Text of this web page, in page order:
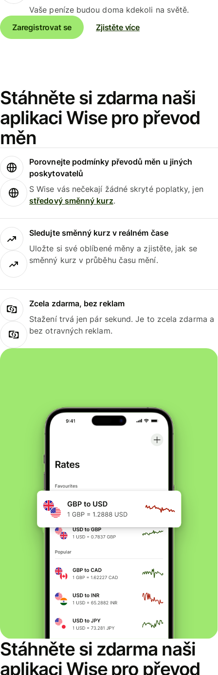
Vaše peníze budou doma kdekoli na světě.
Zaregistrovat se
Zjistěte více
Stáhněte si zdarma naši
aplikaci Wise pro převod
měn
Porovnejte podmínky převodů měn u jiných
poskytovatelů
S Wise vás nečekají žádné skryté poplatky, jen
středový směnný kurz.
Sledujte směnný kurz v reálném čase
Uložte si své oblíbené měny a zjistěte, jak se
směnný kurz v průběhu času mění.
Zcela zdarma, bez reklam
Stažení trvá jen pár sekund. Je to zcela zdarma a
bez otravných reklam.
Stáhněte si zdarma naši
aplikaci Wise pro převod